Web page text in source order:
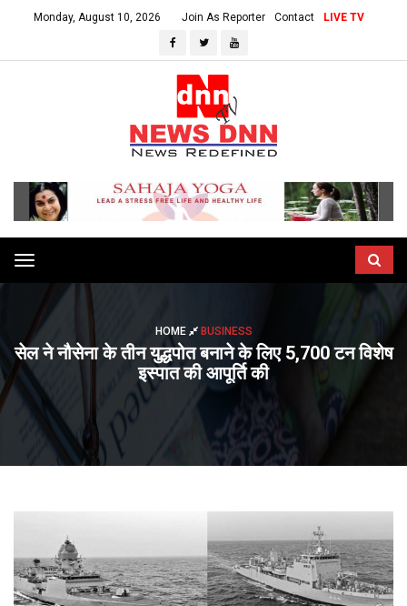
Monday, August 10, 2026 Join As Reporter Contact LIVE TV
Toggle
navigation
HOME BUSINESS
सेल ने नौसेना के तीन युद्धपोत बनाने के लिए 5,700 टन विशेष
इस्पात की आपूर्ति की